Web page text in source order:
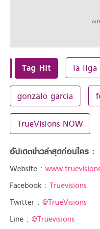
Tag Hit la liga
gonzalo garcia
TrueVisions NOW
อัปเดตข่าวล่าสุดก่อนใคร :
Website :
Facebook : Truevisions
Twitter : @TrueVisions
Line : @Truevisions